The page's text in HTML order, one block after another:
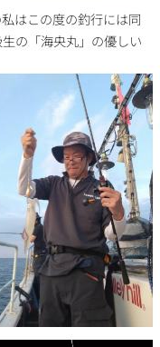
はこの度の釣行には同
の「海央丸」の優しい